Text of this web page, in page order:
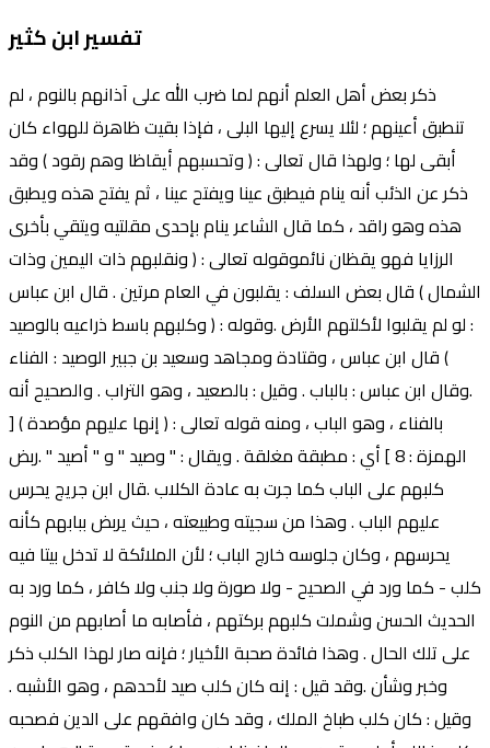
تفسير ابن كثير
ذكر بعض أهل العلم أنهم لما ضرب الله على آذانهم بالنوم ، لم
تنطبق أعينهم ؛ لئلا يسرع إليها البلى ، فإذا بقيت‌ ظاهرة للهواء كان
أبقى لها ؛ ولهذا قال تعالى : ( وتحسبهم أيقاظا وهم رقود ) وقد
ذكر عن الذئب أنه ينام فيطبق عينا ويفتح عينا ، ثم يفتح هذه ويطبق
هذه وهو راقد ، كما قال الشاعر ينام بإحدى مقلتيه ويتقي بأخرى
الرزايا فهو يقظان نائموقوله تعالى : ( ونقلبهم ذات اليمين وذات
الشمال ) قال بعض السلف : يقلبون في العام مرتين . قال ابن عباس
: لو لم يقلبوا لأكلتهم الأرض .وقوله : ( وكلبهم باسط ذراعيه بالوصيد
) قال ابن عباس ، وقتادة ومجاهد وسعيد بن جبير الوصيد : الفناء
.وقال ابن عباس : بالباب . وقيل : بالصعيد ، وهو التراب . والصحيح أنه
بالفناء ، وهو الباب ، ومنه قوله تعالى : ( إنها عليهم مؤصدة ) [
الهمزة : 8 ] أي : مطبقة مغلقة . ويقال : " وصيد " و " أصيد " .ربض
كلبهم على الباب كما جرت به عادة الكلاب .قال ابن جريج يحرس
عليهم الباب . وهذا من سجيته وطبيعته ، حيث يربض ببابهم كأنه
يحرسهم ، وكان جلوسه خارج الباب ؛ لأن الملائكة لا تدخل بيتا فيه
كلب - كما ورد في الصحيح - ولا صورة ولا جنب ولا كافر ، كما ورد به
الحديث الحسن وشملت كلبهم بركتهم ، فأصابه ما أصابهم من النوم
على تلك الحال . وهذا فائدة صحبة الأخيار ؛ فإنه صار لهذا الكلب ذكر
وخبر وشأن .وقد قيل : إنه كان كلب صيد لأحدهم ، وهو الأشبه .
وقيل : كان كلب طباخ الملك ، وقد كان وافقهم على الدين فصحبه